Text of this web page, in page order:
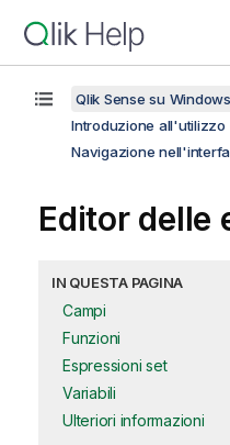
Qlik Sense su
Introduzione all'utilizzo
Navigazione
Editor delle
IN QUESTA PAGINA
Campi
Funzioni
Espressioni set
Variabili
Ulteriori informazioni